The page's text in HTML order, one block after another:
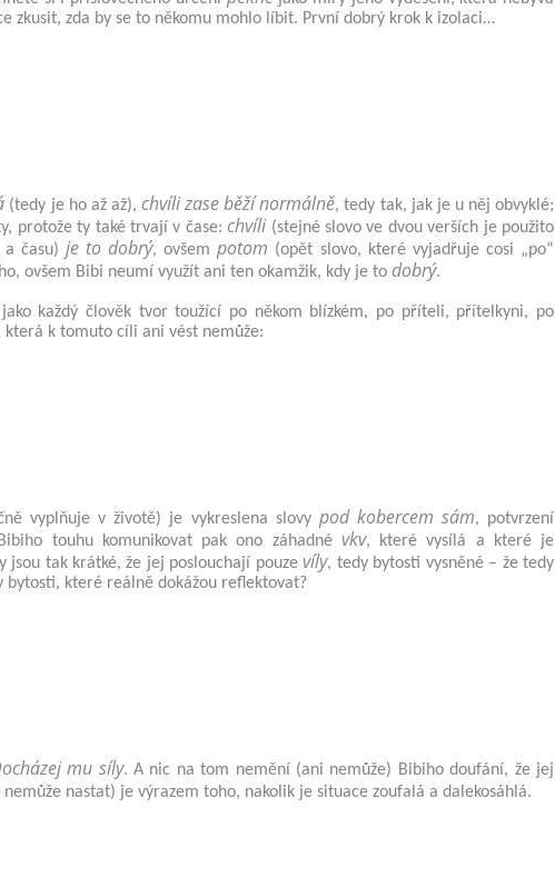
zkusit, zda by se to někomu mohlo líbit. První dobrý krok k izolaci…
(tedy je ho až až), chvíli zase běží normálně, tedy tak, jak je u něj obvyklé;
protože ty také trvají v čase:chvíli (stejné slovo ve dvou verších je použito
času) je to dobrý, ovšempotom (opět slovo, které vyjadřuje cosi „po“
ovšem Bibi neumí využít ani ten okamžik, kdy je to dobrý.
každý člověk tvor toužící po někom blízkém, po příteli, přítelkyni, po
k tomuto cíli ani vést nemůže:
vyplňuje v životě) je vykreslena slovy pod kobercem sám, potvrzení
touhu komunikovat pak ono záhadné vkv, které vysílá a které je
jsou tak krátké, že jej poslouchají pouze víly, tedy bytosti vysněné – že tedy
bytosti, které reálně dokážou reflektovat?
mu síly. A nic na tom nemění (ani nemůže) Bibiho doufání, že jej
nastat) je výrazem toho, nakolik je situace zoufalá a dalekosáhlá.